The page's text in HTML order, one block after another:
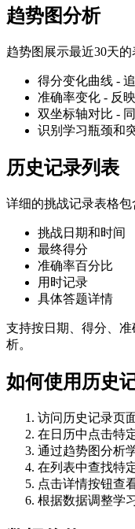
趋势图分析
趋势图展示最近30天的
得分变化曲线 -
准确率变化 - 反
双坐标轴对比 -
识别学习瓶颈和
历史记录列表
详细的挑战记录表格包
挑战日期和时间
最终得分
准确率百分比
用时记录
具体答题详情
支持按日期、得分、
析。
如何使用历史
访问历史记录页
在日历中点击特
通过趋势图分析
在列表中查找特
点击详情按钮查
根据数据调整学